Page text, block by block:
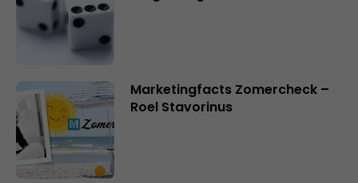
Marketingfacts Zomercheck –
Roel Stavorinus